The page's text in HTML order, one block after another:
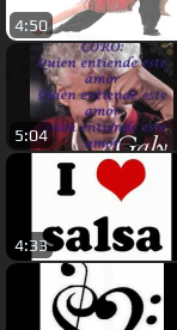
4:50
5:04
4:33